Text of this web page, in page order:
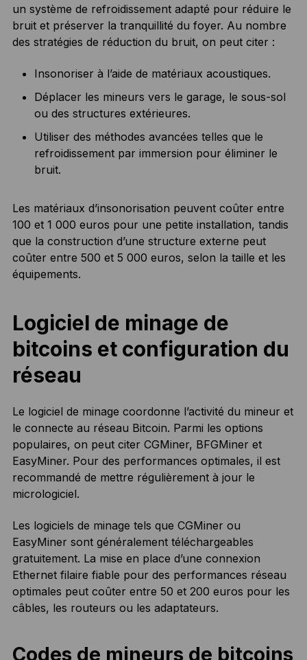
un système de refroidissement adapté pour réduire le
bruit et préserver la tranquillité du foyer. Au nombre
des stratégies de réduction du bruit, on peut citer :
Insonoriser à l’aide de matériaux acoustiques.
Déplacer les mineurs vers le garage, le sous-sol
ou des structures extérieures.
Utiliser des méthodes avancées telles que le
refroidissement par immersion pour éliminer le
bruit.
Les matériaux d’insonorisation peuvent coûter entre
100 et 1 000 euros pour une petite installation, tandis
que la construction d’une structure externe peut
coûter entre 500 et 5 000 euros, selon la taille et les
équipements.
Logiciel de minage de
bitcoins et configuration du
réseau
Le logiciel de minage coordonne l’activité du mineur et
le connecte au réseau Bitcoin. Parmi les options
populaires, on peut citer CGMiner, BFGMiner et
EasyMiner. Pour des performances optimales, il est
recommandé de mettre régulièrement à jour le
micrologiciel.
Les logiciels de minage tels que CGMiner ou
EasyMiner sont généralement téléchargeables
gratuitement. La mise en place d’une connexion
Ethernet filaire fiable pour des performances réseau
optimales peut coûter entre 50 et 200 euros pour les
câbles, les routeurs ou les adaptateurs.
Codes de mineurs de bitcoins